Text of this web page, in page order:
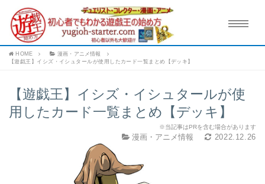
HOME
漫画・アニメ情報
【遊戯王】イシズ・イシュタールが使用したカード一覧まとめ【デッキ】
【遊戯王】イシズ・イシュタールが使
用したカード一覧まとめ【デッキ】
※当記事はPRを含む場合があります
漫画・アニメ情報 2022.12.26